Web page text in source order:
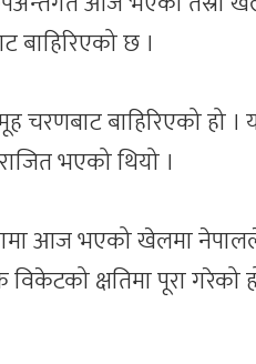
छ ।
चरणबाट बाहिरिएको हो
भएको थियो ।
आज भएको खेलमा
क्षतिमा पूरा गरेको